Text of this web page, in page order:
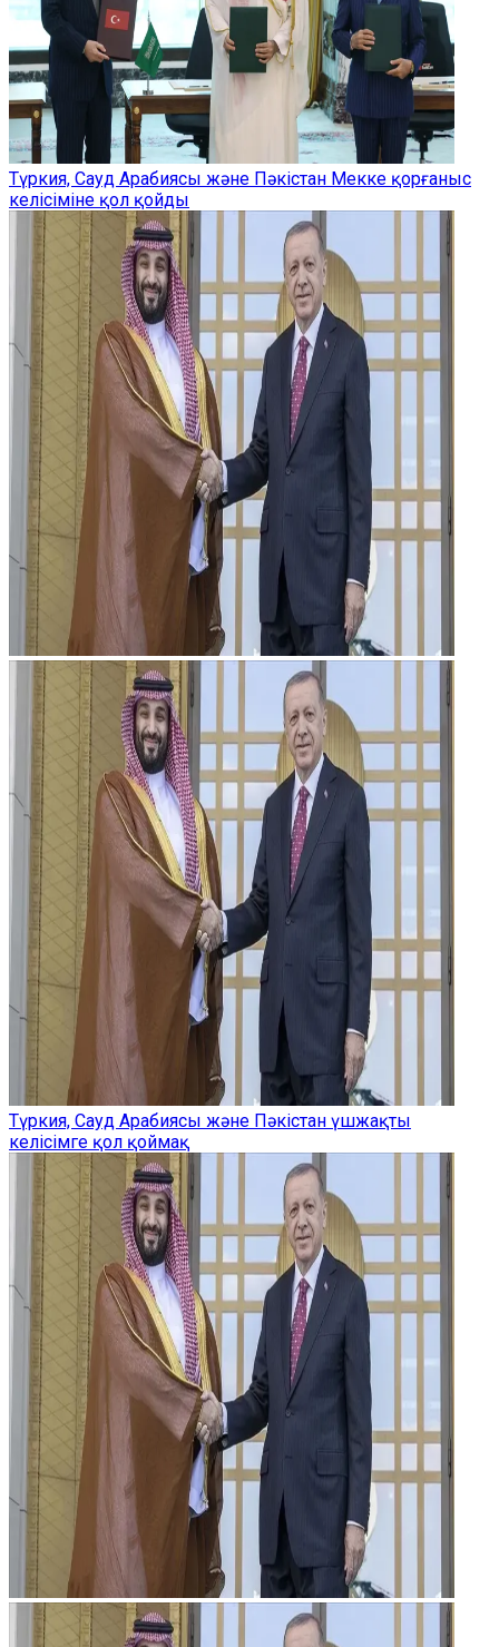
Түркия, Сауд Арабиясы және Пәкістан Мекке қорғаныс
келісіміне қол қойды
Түркия, Сауд Арабиясы және Пәкістан үшжақты
келісімге қол қоймақ